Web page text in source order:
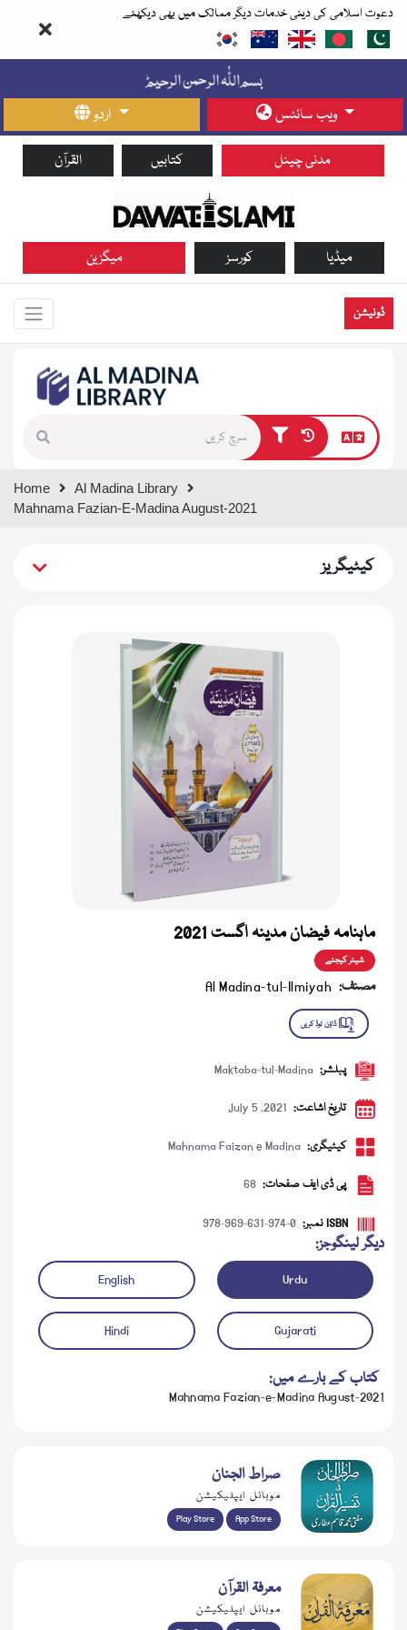
دعوت اسلامی کی دینی خدمات دیگر ممالک میں بھی دیکھئے
اردو ویب سائٹس
القرآن کتابیں مدنی چینل
میگزین کورسز میڈیا
ڈونیشن
results.
Home
Al Madina Library
Mahnama Fazian-E-Madina August-2021
کیٹیگریز
ماہنامہ فیضان مدینہ اگست 2021
شیئر کیجئے
مصنف: Al Madina-tul-Ilmiyah
پبلشر: Maktaba-tul-Madina
تاریخ اشاعت: July 5 ,2021
کیٹیگری: Mahnama Faizan e Madina
پی ڈی ایف صفحات: 68
ISBN نمبر: 978-969-631-974-0
دیگر لینگوجز:
Urdu
English
Gujarati
Hindi
کتاب کے بارے میں:
Mahnama Fazian-e-Madina August-2021
صراط الجنان
موبائل ایپلیکیشن
Play Store App Store
معرفۃ القرآن
موبائل ایپلیکیشن